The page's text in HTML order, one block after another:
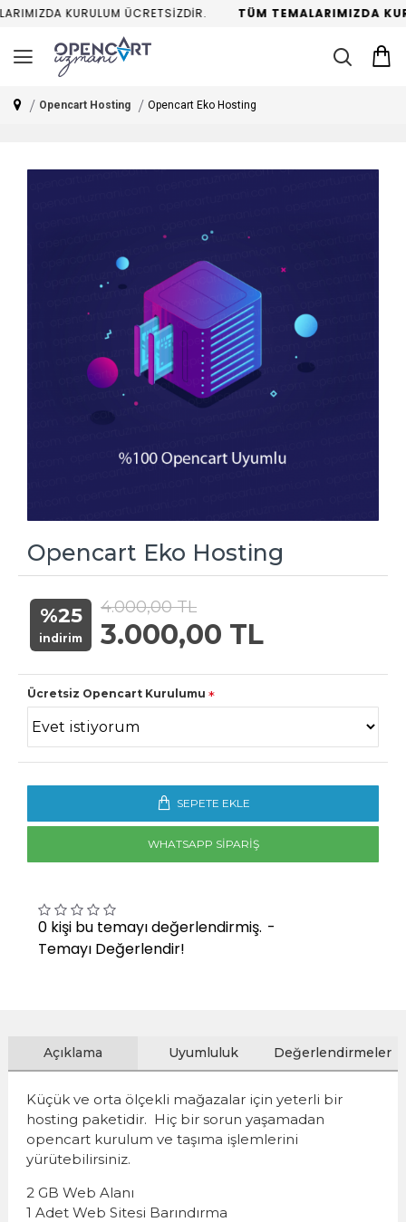
KURULUM ÜCRETSİZDİR. TÜM TEMALARIMIZDA
Opencart Hosting Opencart Eko Hosting
Opencart Eko Hosting
0 kişi bu temayı değerlendirmiş. -
Temayı Değerlendir!
%25
indirim 3.000,00 TL
4.000,00 TL
Ücretsiz Opencart Kurulumu
SEPETE EKLE
WHATSAPP SIPARIŞ
Açıklama Uyumluluk Değerlendirmeler
Küçük ve orta ölçekli mağazalar için yeterli bir
hosting paketidir. Hiç bir sorun yaşamadan
opencart kurulum ve taşıma işlemlerini
yürütebilirsiniz.
2 GB Web Alanı
1 Adet Web Sitesi Barındırma